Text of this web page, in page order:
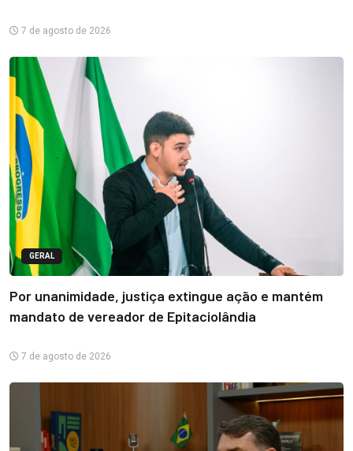
7 de agosto de 2026
GERAL
Por unanimidade, justiça extingue ação e mantém
mandato de vereador de Epitaciolândia
7 de agosto de 2026